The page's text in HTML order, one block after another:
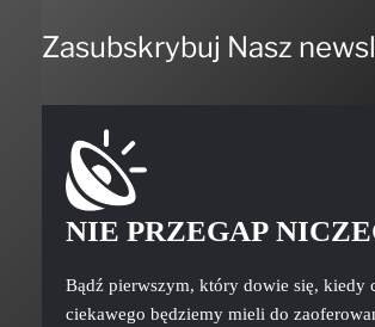
Zasubskrybuj Nasz
NIE PRZEGAP
Bądź pierwszym, który dowie się, kiedy
ciekawego będziemy mieli do